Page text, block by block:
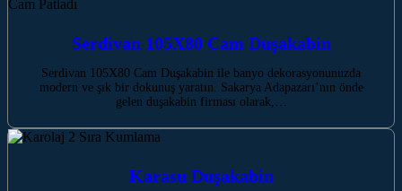
Serdivan 105X80 Cam Duşakabin
Serdivan 105X80 Cam Duşakabin ile banyo dekorasyonunuzda
modern ve şık bir dokunuş yaratın. Sakarya Adapazarı’nın önde
gelen duşakabin firması olarak,…
Karasu Duşakabin